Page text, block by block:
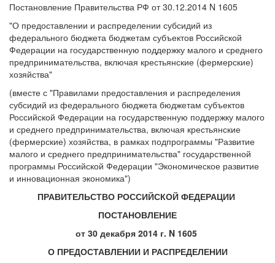
Постановление Правительства РФ от 30.12.2014 N 1605
"О предоставлении и распределении субсидий из
федерального бюджета бюджетам субъектов Российской
Федерации на государственную поддержку малого и среднего
предпринимательства, включая крестьянские (фермерские)
хозяйства"
(вместе с "Правилами предоставления и распределения
субсидий из федерального бюджета бюджетам субъектов
Российской Федерации на государственную поддержку малого
и среднего предпринимательства, включая крестьянские
(фермерские) хозяйства, в рамках подпрограммы "Развитие
малого и среднего предпринимательства" государственной
программы Российской Федерации "Экономическое развитие
и инновационная экономика")
ПРАВИТЕЛЬСТВО РОССИЙСКОЙ ФЕДЕРАЦИИ
ПОСТАНОВЛЕНИЕ
от 30 декабря 2014 г. N 1605
О ПРЕДОСТАВЛЕНИИ И РАСПРЕДЕЛЕНИИ